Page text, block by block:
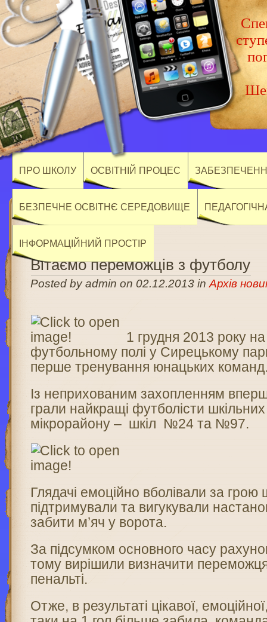
ПРО ШКОЛУ ОСВІТНІЙ ПРОЦЕС
БЕЗПЕЧНЕ ОСВІТНЄ СЕРЕДОВИЩЕ
ІНФОРМАЦІЙНИЙ ПРОСТІР
Вітаємо переможців з футболу
Posted by admin on 02.12.2013 inАрхів
1 грудня 2013 року
футбольному полі у Сирецькому
перше тренування юнацьких
Із неприхованим захопленням
грали найкращі футболісти
мікрорайону – шкіл №24 та №97.
Глядачі емоційно вболівали за грою
підтримували та вигукували
забити м’яч у ворота.
За підсумком основного часу
тому вирішили визначити
пенальті.
Отже, в результаті цікавої,